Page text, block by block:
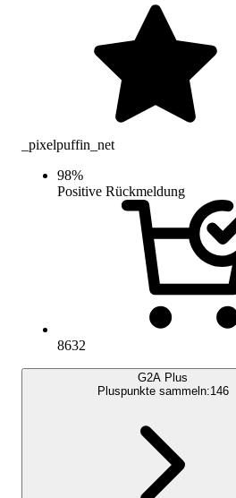
_pixelpuffin_net
98%
Positive Rückmeldung
8632
G2A Plus
Pluspunkte sammeln:146